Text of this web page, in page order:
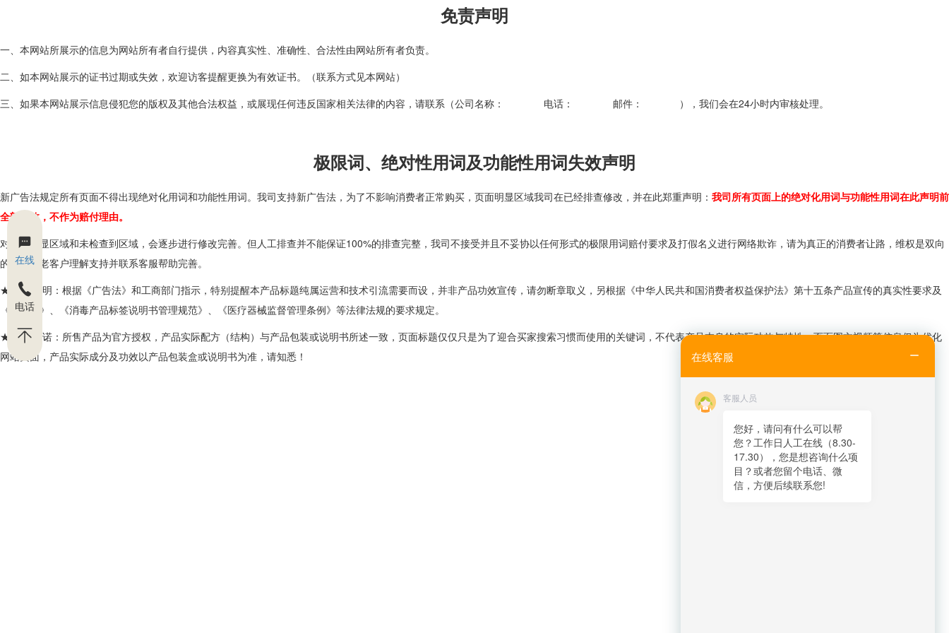
在线
电话
在线客服
客服人员
您好，请问有什么可以帮
您？工作日人工在线（8.30-
17.30），您是想咨询什么项
目？或者您留个电话、微
信，方便后续联系您!
免责声明
一、本网站所展示的信息为网站所有者自行提供，内容真实性、准确性、合法性由网站所有者负责。
二、如本网站展示的证书过期或失效，欢迎访客提醒更换为有效证书。（联系方式见本网站）
三、如果本网站展示信息侵犯您的版权及其他合法权益，或展现任何违反国家相关法律的内容，请联系（公司名称： 电话： 邮件： ），我们会在24小时内审核处理。
极限词、绝对性用词及功能性用词失效声明
新广告法规定所有页面不得出现绝对化用词和功能性用词。我司支持新广告法，为了不影响消费者正常购买，页面明显区域我司在已经排查修改，并在此郑重声明： 我司所有页面上的绝对化用词与功能性用词在此声明前
全部失效，不作为赔付理由。
对于不明显区域和未检查到区域，会逐步进行修改完善。但人工排查并不能保证100%的排查完整，我司不接受并且不妥协以任何形式的极限用词赔付要求及打假名义进行网络欺诈，请为真正的消费者让路，维权是双向
的。望新老客户理解支持并联系客服帮助完善。
★ 法律声明：根据《广告法》和工商部门指示，特别提醒本产品标题纯属运营和技术引流需要而设，并非产品功效宣传，请勿断章取义，另根据《中华人民共和国消费者权益保护法》第十五条产品宣传的真实性要求及
《广告法》、《消毒产品标签说明书管理规范》、《医疗器械监督管理条例》等法律法规的要求规定。
★ 我司承诺：所售产品为官方授权，产品实际配方（结构）与产品包装或说明书所述一致，页面标题仅仅只是为了迎合买家搜索习惯而使用的关键词，不代表产品本身的实际功效与特性，页面图文视频等信息仅为优化
网站页面，产品实际成分及功效以产品包装盒或说明书为准，请知悉！